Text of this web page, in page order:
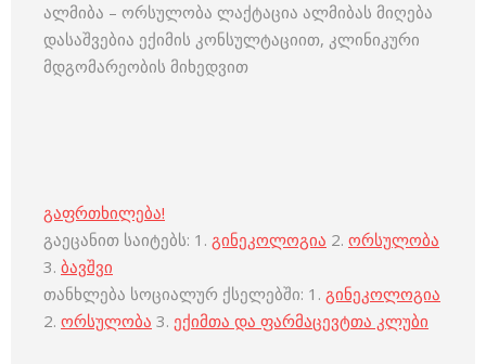
ალმიბა – ორსულობა ლაქტაცია ალმიბას მიღება
დასაშვებია ექიმის კონსულტაციით, კლინიკური
მდგომარეობის მიხედვით
გაფრთხილება!
გაეცანით საიტებს: 1. გინეკოლოგია 2. ორსულობა
3. ბავშვი
თანხლება სოციალურ ქსელებში: 1. გინეკოლოგია
2. ორსულობა 3. ექიმთა და ფარმაცევტთა კლუბი